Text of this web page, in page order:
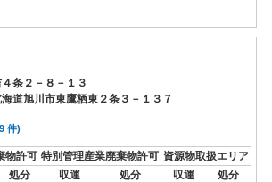
条２－８－１３
道旭川市東鷹栖東２条３－１３７
件)
物許可 特別管理産業廃棄物許可 資源物取扱エリア
処分 収運 処分 収運
処分